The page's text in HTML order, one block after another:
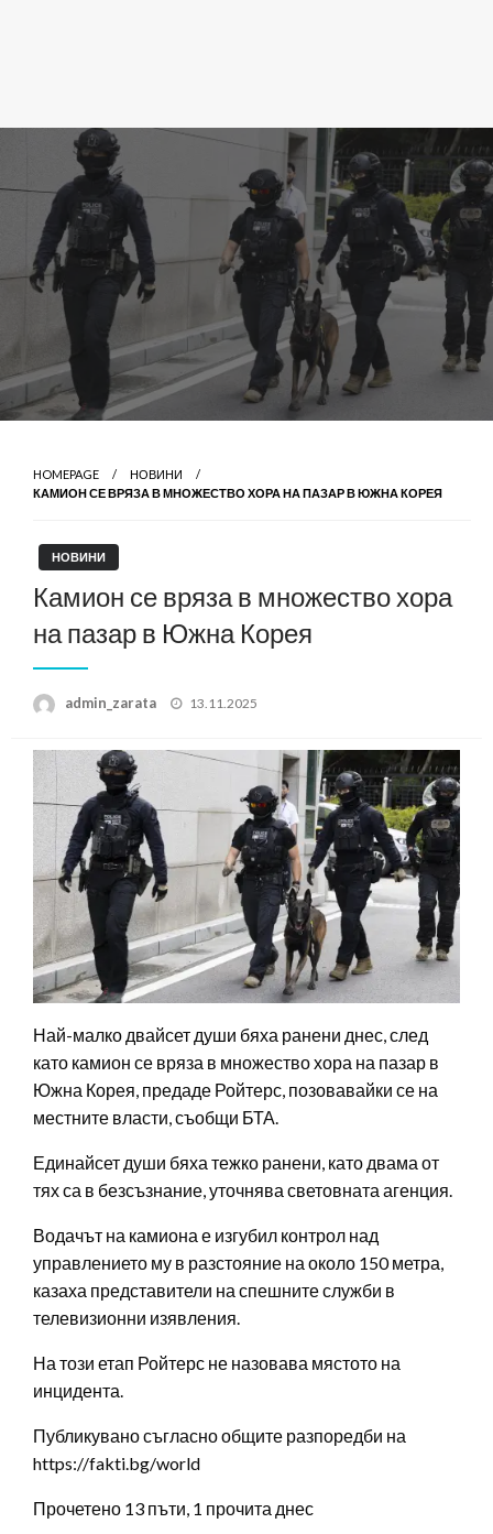
HOMEPAGE
НОВИНИ
КАМИОН СЕ ВРЯЗА В МНОЖЕСТВО ХОРА НА ПАЗАР В ЮЖНА КОРЕЯ
НОВИНИ
Камион се вряза в множество хора
на пазар в Южна Корея
admin_zarata
Posted
13.11.2025
Най-малко двайсет души бяха ранени днес, след
като камион се вряза в множество хора на пазар в
Южна Корея, предаде Ройтерс, позовавайки се на
местните власти, съобщи БТА.
Единайсет души бяха тежко ранени, като двама от
тях са в безсъзнание, уточнява световната агенция.
Водачът на камиона е изгубил контрол над
управлението му в разстояние на около 150 метра,
казаха представители на спешните служби в
телевизионни изявления.
На този етап Ройтерс не назовава мястото на
инцидента.
Публикувано съгласно общите разпоредби на
https://fakti.bg/world
Прочетено 13 пъти, 1 прочита днес